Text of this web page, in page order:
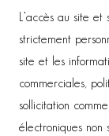
L’accès au site
strictement
site et les
commerciales,
sollicitation
électroniques non